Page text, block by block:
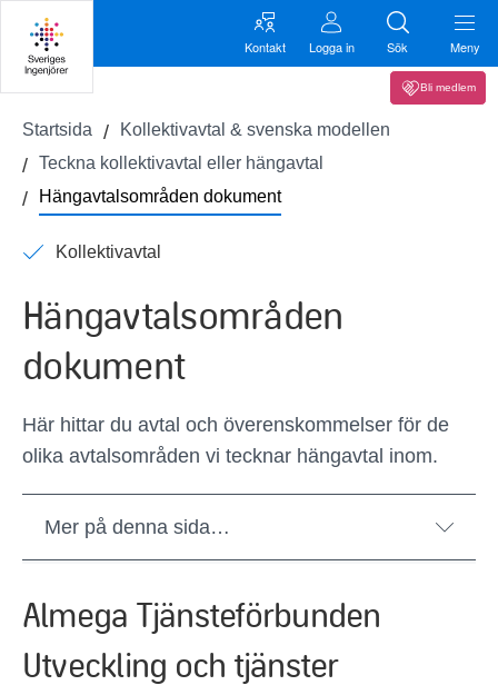
Kontakt Logga in Sök Meny
Bli medlem
Startsida
Kollektivavtal & svenska modellen
Teckna kollektivavtal eller hängavtal
Hängavtalsområden dokument
Kollektivavtal
Hängavtalsområden
dokument
Här hittar du avtal och överenskommelser för de
olika avtalsområden vi tecknar hängavtal inom.
Mer på denna sida…
Almega Tjänsteförbunden
Utveckling och tjänster